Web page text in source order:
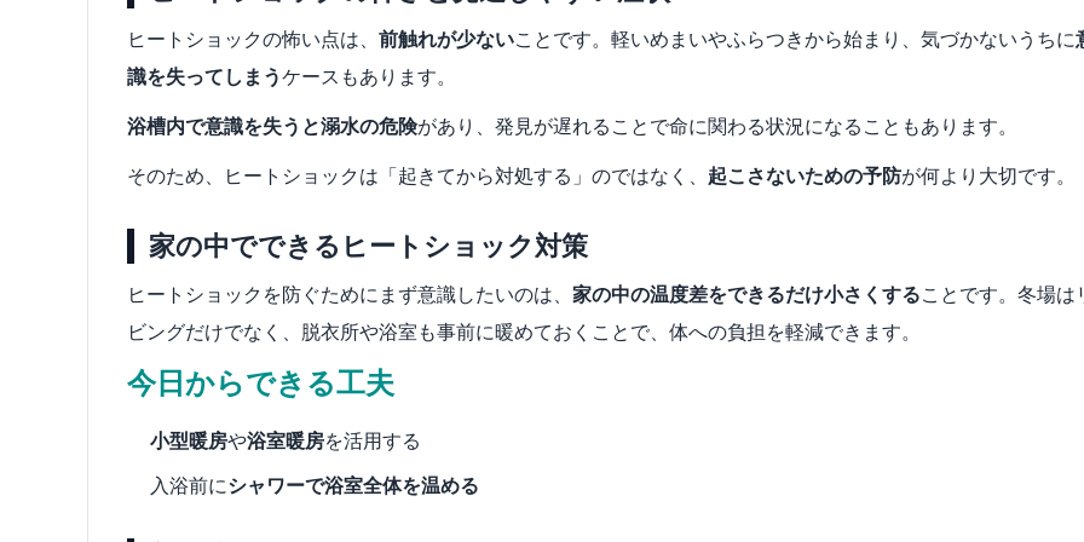
ヒートショックの怖い点は、 前触れが少ないことです。軽いめまいやふらつきから始まり、気づかないうちに
識を失ってしまうケースもあります。
浴槽内で意識を失うと溺水の危険があり、発見が遅れることで命に関わる状況になることもあります。
そのため、ヒートショックは「起きてから対処する」のではなく、 起こさないための予防が何より大切です。
家の中でできるヒートショック対策
ヒートショックを防ぐためにまず意識したいのは、 家の中の温度差をできるだけ小さくすることです。冬場は
ビングだけでなく、脱衣所や浴室も事前に暖めておくことで、体への負担を軽減できます。
今日からできる工夫
小型暖房や浴室暖房を活用する
入浴前にシャワーで浴室全体を温める